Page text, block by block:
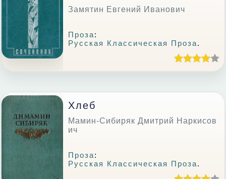
Замятин Евгений Иванович
Проза:
Русская Классическая Проза.
Хлеб
Мамин-Сибиряк Дмитрий Наркисов
ич
Проза:
Русская Классическая Проза.